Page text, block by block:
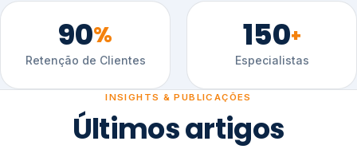
90%
Retenção de Clientes
150+
Especialistas
INSIGHTS & PUBLICAÇÕES
Últimos artigos